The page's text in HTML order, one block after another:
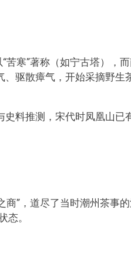
苦寒”著称（如宁古塔），
驱散瘴气，开始采摘野生
料推测，宋代时凤凰山已
商”，道尽了当时潮州茶事
。